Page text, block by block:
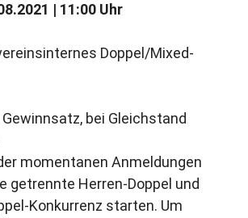
| 11:00 Uhr
Doppel/Mixed-
Gewinnsatz, bei Gleichstand
momentanen Anmeldungen
getrennte Herren-Doppel und
Konkurrenz starten. Um